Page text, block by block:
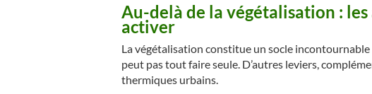
Au-delà de la végétalisation :
activer
La végétalisation constitue un socle
peut pas tout faire seule. D’autres leviers,
thermiques urbains.